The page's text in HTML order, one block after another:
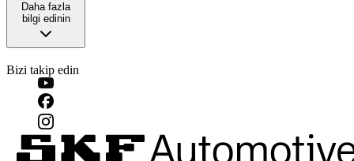
Daha fazla
bilgi edinin
Bizi takip edin